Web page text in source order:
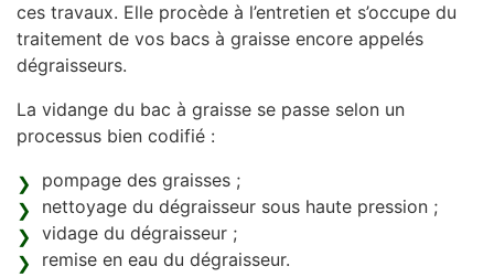
ces travaux. Elle procède à l’entretien et s’occupe du
traitement de vos bacs à graisse encore appelés
dégraisseurs.
La vidange du bac à graisse se passe selon un
processus bien codifié :
pompage des graisses ;
nettoyage du dégraisseur sous haute pression ;
vidage du dégraisseur ;
remise en eau du dégraisseur.